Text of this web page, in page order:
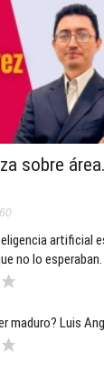
sobre
artificial
no lo
maduro? Luis